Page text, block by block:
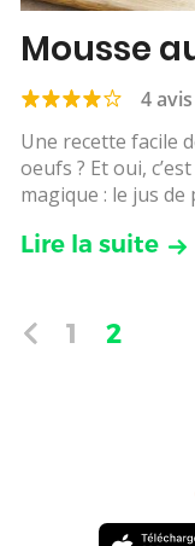
Mousse
4 avis
Une recette facile
oeufs ? Et oui,
magique : le jus de
Lire la suite
1 2